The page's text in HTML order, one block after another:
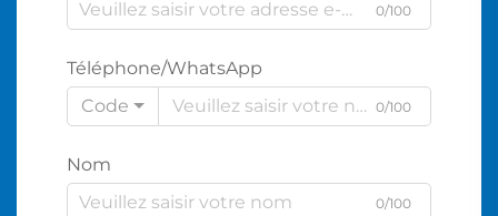
0/100
Téléphone/WhatsApp
Code
0/100
Nom
0/100